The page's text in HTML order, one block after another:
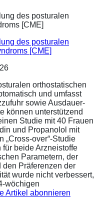
des posturalen
[CME]
orthostatischen
und umfasst
sowie Ausdauer-
können unterstützend
Studie mit 40 Frauen
und Propanolol mit
„Cross-over“-Studie
beide Arzneistoffe
Parametern, der
den Präferenzen der
wurde nicht verbessert,
wöchigen
Artikel abonnieren